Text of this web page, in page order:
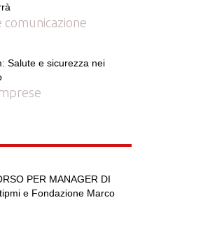
comunicazione
Salute e sicurezza nei
PER MANAGER DI
e Fondazione Marco